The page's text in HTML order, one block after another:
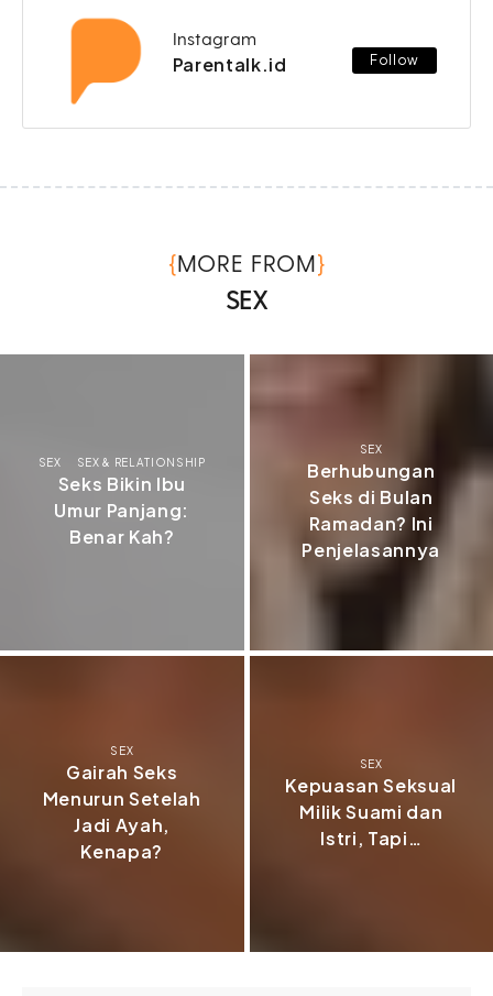
Instagram
Parentalk.id Follow
{MORE FROM}
SEX
SEX SEX & RELATIONSHIP
Seks Bikin Ibu
Umur Panjang:
Benar Kah?
SEX
Berhubungan
Seks di Bulan
Ramadan? Ini
Penjelasannya
SEX
Gairah Seks
Menurun Setelah
Jadi Ayah,
Kenapa?
SEX
Kepuasan Seksual
Milik Suami dan
Istri, Tapi…